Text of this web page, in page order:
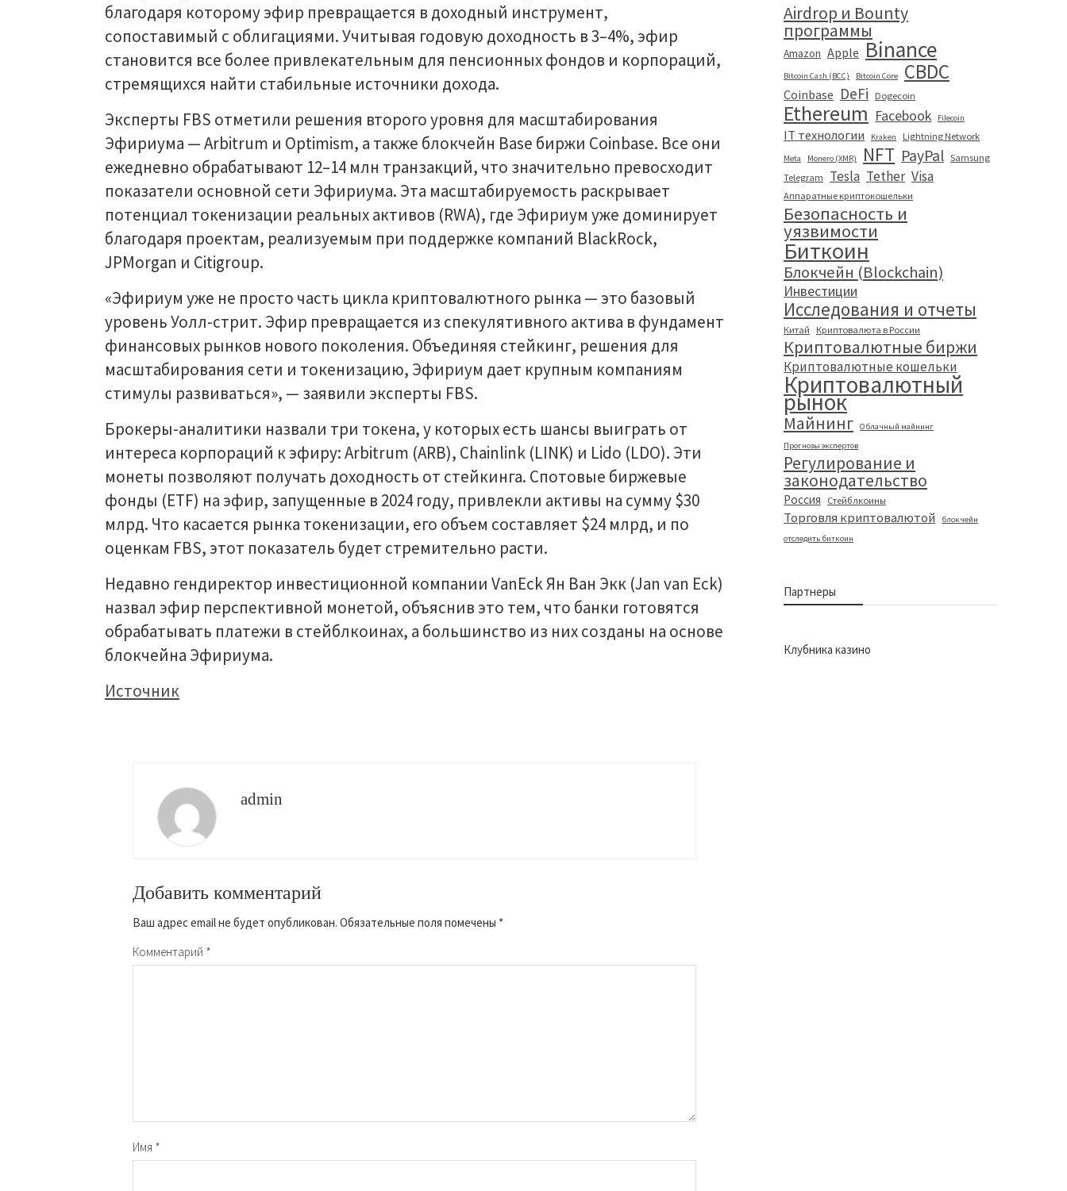
благодаря которому эфир превращается в доходный инструмент,
сопоставимый с облигациями. Учитывая годовую доходность в 3–4%, эфир
становится все более привлекательным для пенсионных фондов и корпораций,
стремящихся найти стабильные источники дохода.
Эксперты FBS отметили решения второго уровня для масштабирования
Эфириума — Arbitrum и Optimism, а также блокчейн Base биржи Coinbase. Все они
ежедневно обрабатывают 12–14 млн транзакций, что значительно превосходит
показатели основной сети Эфириума. Эта масштабируемость раскрывает
потенциал токенизации реальных активов (RWA), где Эфириум уже доминирует
благодаря проектам, реализуемым при поддержке компаний BlackRock,
JPMorgan и Citigroup.
«Эфириум уже не просто часть цикла криптовалютного рынка — это базовый
уровень Уолл-стрит. Эфир превращается из спекулятивного актива в фундамент
финансовых рынков нового поколения. Объединяя стейкинг, решения для
масштабирования сети и токенизацию, Эфириум дает крупным компаниям
стимулы развиваться», — заявили эксперты FBS.
Брокеры-аналитики назвали три токена, у которых есть шансы выиграть от
интереса корпораций к эфиру: Arbitrum (ARB), Chainlink (LINK) и Lido (LDO). Эти
монеты позволяют получать доходность от стейкинга. Спотовые биржевые
фонды (ETF) на эфир, запущенные в 2024 году, привлекли активы на сумму $30
млрд. Что касается рынка токенизации, его объем составляет $24 млрд, и по
оценкам FBS, этот показатель будет стремительно расти.
Недавно гендиректор инвестиционной компании VanEck Ян Ван Экк (Jan van Eck)
назвал эфир перспективной монетой, объяснив это тем, что банки готовятся
обрабатывать платежи в стейблкоинах, а большинство из них созданы на основе
блокчейна Эфириума.
Источник
admin
Добавить комментарий
Ваш адрес email не будет опубликован. Обязательные поля помечены *
Комментарий *
Имя *
Airdrop и Bounty
программы
Amazon Apple Binance
Bitcoin Cash (BCC) Bitcoin Core CBDC
Coinbase DeFi Dogecoin
Ethereum Facebook Filecoin
IT технологии Kraken Lightning Network
Meta Monero (XMR) NFT PayPal Samsung
Telegram
Tesla Tether Visa
Аппаратные криптокошельки
Безопасность и
уязвимости
Биткоин
Блокчейн (Blockchain)
Инвестиции
Исследования и отчеты
Китай Криптовалюта в России
Криптовалютные биржи
Криптовалютные кошельки
Криптовалютный
рынок
Майнинг
Облачный майнинг
Прогнозы экспертов
Регулирование и
законодательство
Россия Стейблкоины
Торговля криптовалютой
блокчейн
отследить биткоин
Партнеры
Клубника казино